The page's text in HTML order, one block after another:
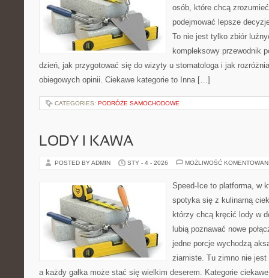
osób, które chcą
podejmować lepsze
To nie jest tylko zbiór
kompleksowy przewodnik
dzień, jak przygotować się do wizyty u stomatologa i jak
obiegowych opinii. Ciekawe kategorie to Inna […]
CATEGORIES: PODRÓŻE SAMOCHODOWE
LODY I KAWA
POSTED BY ADMIN STY - 4 - 2026 MOŻLIWOŚĆ
Speed-Ice to platforma, w
spotyka się z kulinarną
którzy chcą kręcić lody w
lubią poznawać nowe
jedne porcje wychodzą
ziarniste. Tu zimno nie
a każdy gałka może stać się wielkim deserem. Kategorie